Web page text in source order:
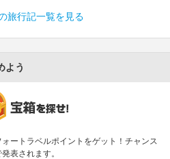
旅行記一覧を見る
よう
ートラベルポイントをゲット！チャンス
表されます。